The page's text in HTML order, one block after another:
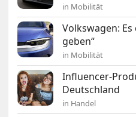
in Mobilität
Volkswagen:
geben“
in Mobilität
Influencer-
Deutschland
in Handel